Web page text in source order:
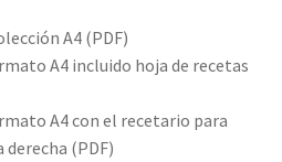
A4 (PDF)
A4 incluido hoja de recetas
A4 con el recetario para
(PDF)